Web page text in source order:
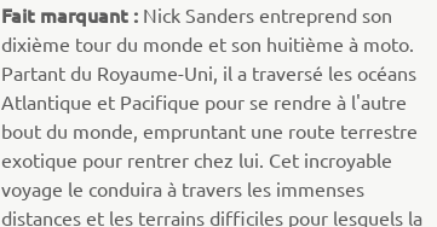
Fait marquant : Nick Sanders entreprend son
dixième tour du monde et son huitième à moto.
Partant du Royaume-Uni, il a traversé les océans
Atlantique et Pacifique pour se rendre à l'autre
bout du monde, empruntant une route terrestre
exotique pour rentrer chez lui. Cet incroyable
voyage le conduira à travers les immenses
distances et les terrains difficiles pour lesquels la